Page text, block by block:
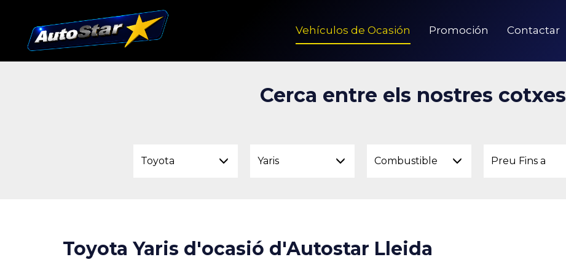
Vehículos de Ocasión Promoción Contactar
Cerca entre els nostres cotxes
Toyota Yaris Combustible Preu Fins a
Toyota Yaris d'ocasió d'Autostar Lleida